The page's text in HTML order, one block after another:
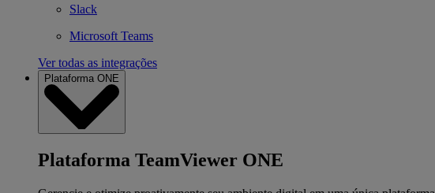
Slack
Microsoft Teams
Ver todas as integrações
Plataforma ONE
Plataforma TeamViewer ONE